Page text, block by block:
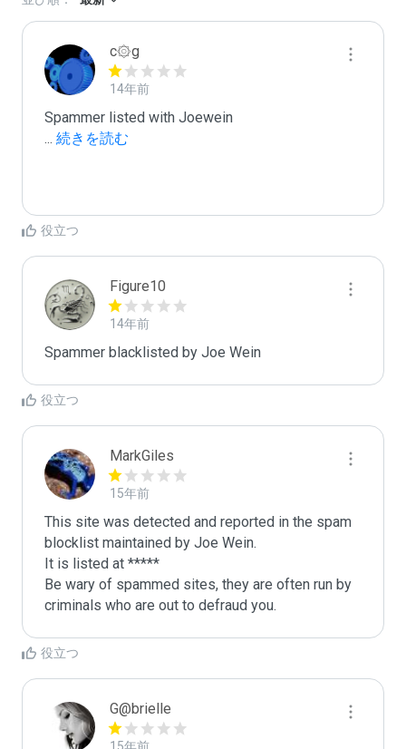
c۞g
14年前
... 続きを読む
役立つ
Figure10
14年前
Spammer blacklisted by Joe Wein
役立つ
MarkGiles
15年前
This site was detected and reported in the spam
blocklist maintained by Joe Wein.
It is listed at *****
Be wary of spammed sites, they are often run by
criminals who are out to defraud you.
役立つ
G@brielle